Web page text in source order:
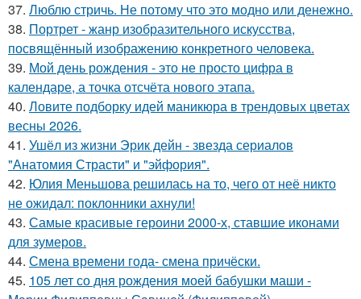
37. Люблю стричь. Не потому что это модно или денежно.
38. Портрет - жанр изобразительного искусства,
посвящённый изображению конкретного человека.
39. Мой день рождения - это не просто цифра в
календаре, а точка отсчёта нового этапа.
40. Ловите подборку идей маникюра в трендовых цветах
весны 2026.
41. Ушёл из жизни Эрик дейн - звезда сериалов
"Анатомия Страсти" и "эйфория".
42. Юлия Меньшова решилась на то, чего от неё никто
не ожидал: поклонники ахнули!
43. Самые красивые героини 2000-х, ставшие иконами
для зумеров.
44. Смена времени года- смена причёски.
45. 105 лет со дня рождения моей бабушки маши -